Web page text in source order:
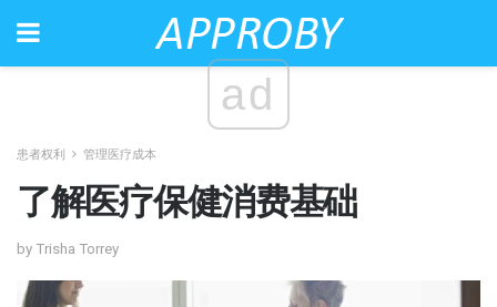
ad
患者权利 管理医疗成本
了解医疗保健消费基础
by Trisha Torrey